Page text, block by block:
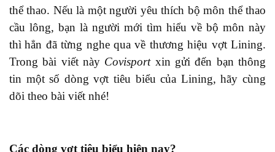
thể thao. Nếu là một người yêu thích bộ môn thể thao
cầu lông, bạn là người mới tìm hiểu về bộ môn này
thì hẳn đã từng nghe qua về thương hiệu vợt Lining.
Trong bài viết này Covisportxin gửi đến bạn thông
tin một số dòng vợt tiêu biểu của Lining, hãy cùng
dõi theo bài viết nhé!
Các dòng vợt tiêu biểu hiện nay?